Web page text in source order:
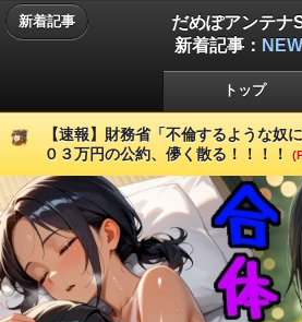
新着記事
だめぽアンテナ
新着記事：
トップ
【速報】財務省「不倫するような奴
０３万円の公約、儚く散る！！！！